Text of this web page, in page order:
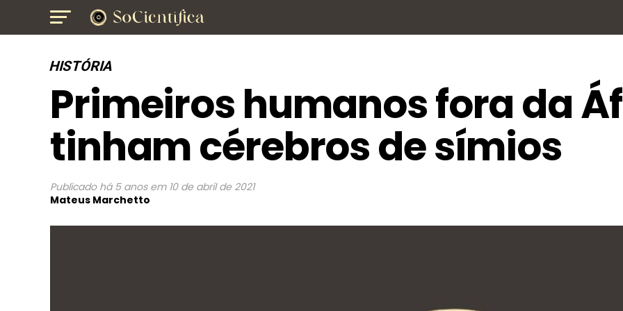
HISTÓRIA
Primeiros humanos fora da
tinham cérebros de símios
Publicado há 5 anos em 10 de abril de 2021
Mateus Marchetto